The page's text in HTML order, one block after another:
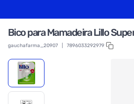
Bico para Mamadeira Lillo
gauchafarma_20907 7896033292979